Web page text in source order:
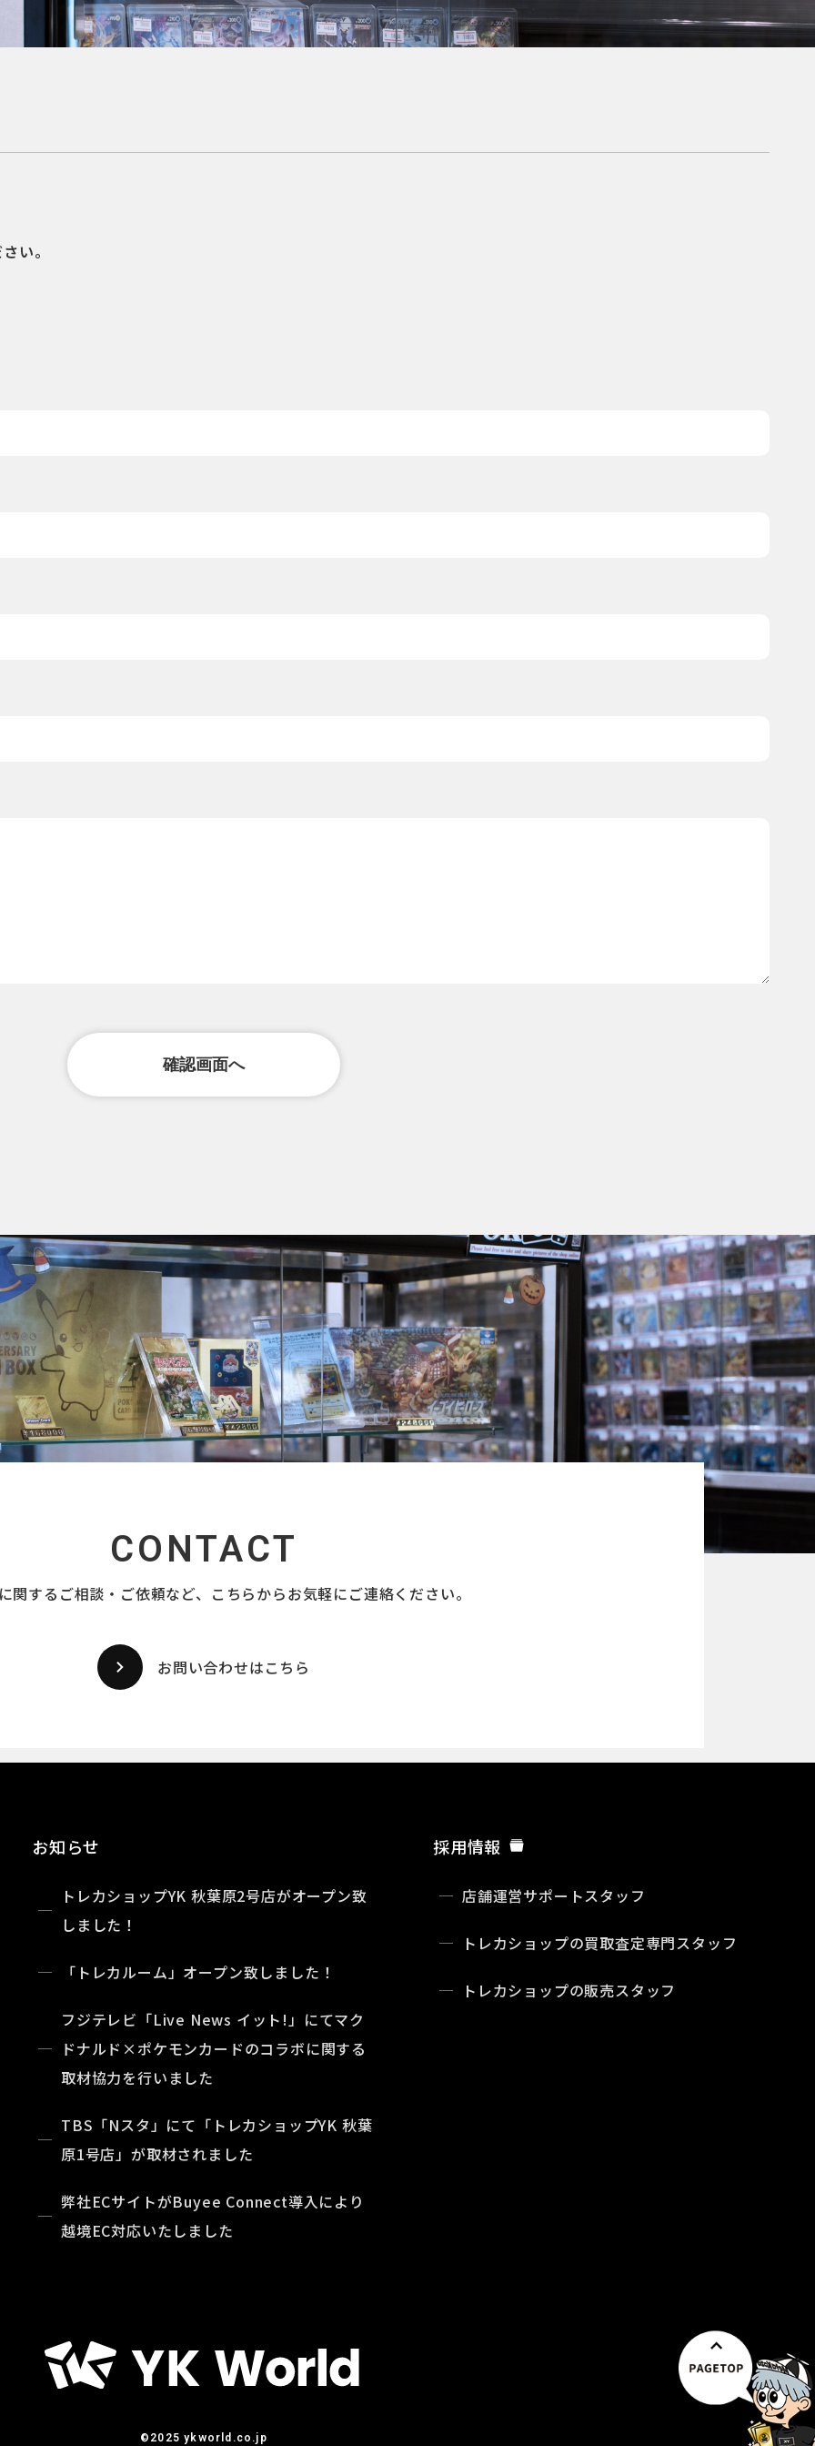
い。
CONTACT
関するご相談・ご依頼など、 こちらからお気軽にご連絡ください。
お問い合わせはこちら
お知らせ
トレカショップYK 秋葉原2号店がオープン致
しました！
「トレカルーム」オープン致しました！
フジテレビ「Live News イット!」にてマク
ドナルド×ポケモンカードのコラボに関する
取材協力を行いました
TBS「Nスタ」にて「トレカショップYK 秋葉
原1号店」が取材されました
弊社ECサイトがBuyee Connect導入により
越境EC対応いたしました
採用情報
店舗運営サポートスタッフ
トレカショップの買取査定専門スタッフ
トレカショップの販売スタッフ
©2025 ykworld.co.jp